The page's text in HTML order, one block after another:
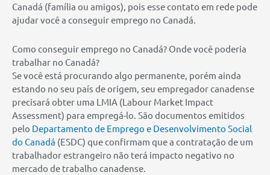
Canadá (família ou amigos), pois esse contato em rede pode
ajudar você a conseguir emprego no Canadá.
Como conseguir emprego no Canadá? Onde você poderia
trabalhar no Canadá?
Se você está procurando algo permanente, porém ainda
estando no seu país de origem, seu empregador canadense
precisará obter uma LMIA (Labour Market Impact
Assessment) para empregá-lo. São documentos emitidos
pelo Departamento de Emprego e Desenvolvimento Social
do Canadá (ESDC) que confirmam que a contratação de um
trabalhador estrangeiro não terá impacto negativo no
mercado de trabalho canadense.